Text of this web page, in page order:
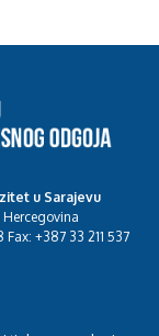
u Sarajevu
Hercegovina
+387 33 211 537